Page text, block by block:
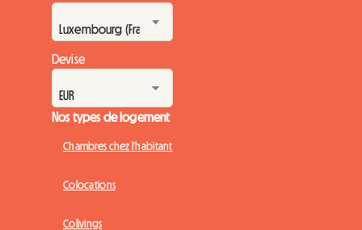
Devise
Nos types de logement
Chambres chez l'habitant
Colocations
Colivings